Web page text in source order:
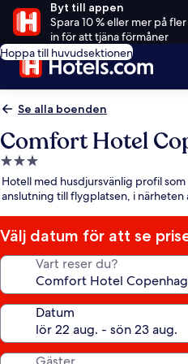
Byt till appen
Spara 10 % eller mer på
in för att tjäna förmåner
Hoppa till huvudsektionen
Se alla boenden
Comfort Hotel
3.0-
stjärnigt
boende
Hotell med husdjursvänlig profil
anslutning till flygplatsen, i närheten
Välj datum för att se
Vart reser du?
Datum